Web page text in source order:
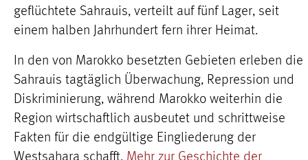
geflüchtete Sahrauis, verteilt auf fünf Lager, seit
einem halben Jahrhundert fern ihrer Heimat.
In den von Marokko besetzten Gebieten erleben die
Sahrauis tagtäglich Überwachung, Repression und
Diskriminierung, während Marokko weiterhin die
Region wirtschaftlich ausbeutet und schrittweise
Fakten für die endgültige Eingliederung der
Westsahara schafft. Mehr zur Geschichte der